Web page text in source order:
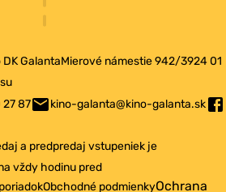
DK GalantaMierové námestie 942/3924 01
27 87
kino-galanta@kino-galanta.sk
a predpredaj vstupeniek je
vždy hodinu pred
Obchodné podmienkyOchrana